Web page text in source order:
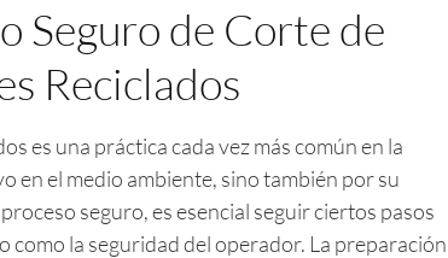
Seguro de Corte de
Reciclados
es una práctica cada vez más común en la
en el medio ambiente, sino también por su
seguro, es esencial seguir ciertos pasos
como la seguridad del operador. La preparación